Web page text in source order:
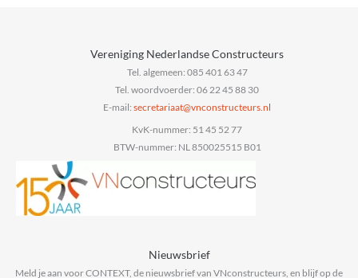
Vereniging Nederlandse Constructeurs
Tel. algemeen: 085 401 63 47
Tel. woordvoerder: 06 22 45 88 30
E-mail: secretariaat@vnconstructeurs.nl
KvK-nummer: 51 45 52 77
BTW-nummer: NL 850025515 B01
Nieuwsbrief
Meld je aan voor CONTEXT, de nieuwsbrief van VNconstructeurs, en blijf op de